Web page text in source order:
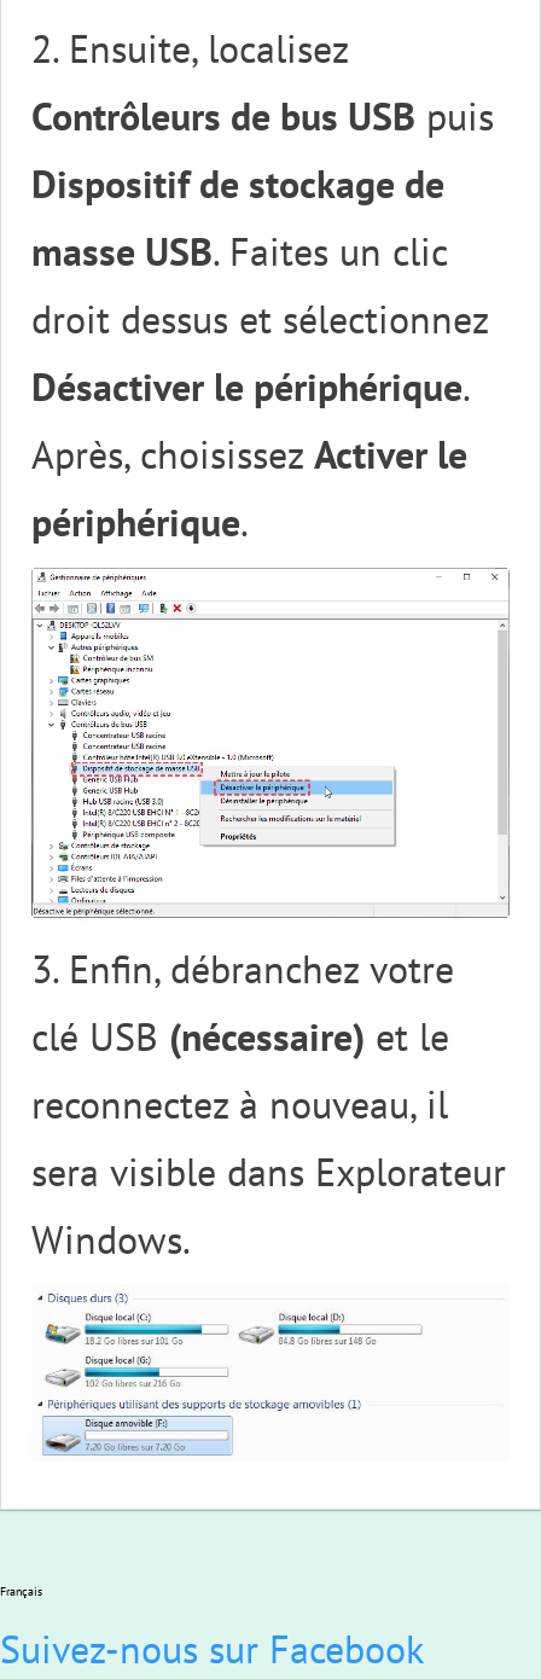
2. Ensuite, localisez
Contrôleurs de bus USB puis
Dispositif de stockage de
masse USB. Faites un clic
droit dessus et sélectionnez
Désactiver le périphérique.
Après, choisissez Activer le
périphérique.
3. Enfin, débranchez votre
clé USB (nécessaire) et le
reconnectez à nouveau, il
sera visible dans Explorateur
Windows.
Français
Suivez-nous sur Facebook